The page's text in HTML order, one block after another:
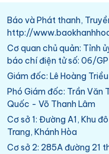
Báo và Phát thanh,
http://
Cơ quan chủ quản: Tỉnh
báo chí điện tử số: 06/
Giám đốc: Lê Hoàng Triều
Phó Giám đốc: Trần Văn
Quốc - Võ Thanh Lâm
Cơ sở 1: Đường A1, Khu
Trang, Khánh Hòa
Cơ sở 2: 285A đường 21